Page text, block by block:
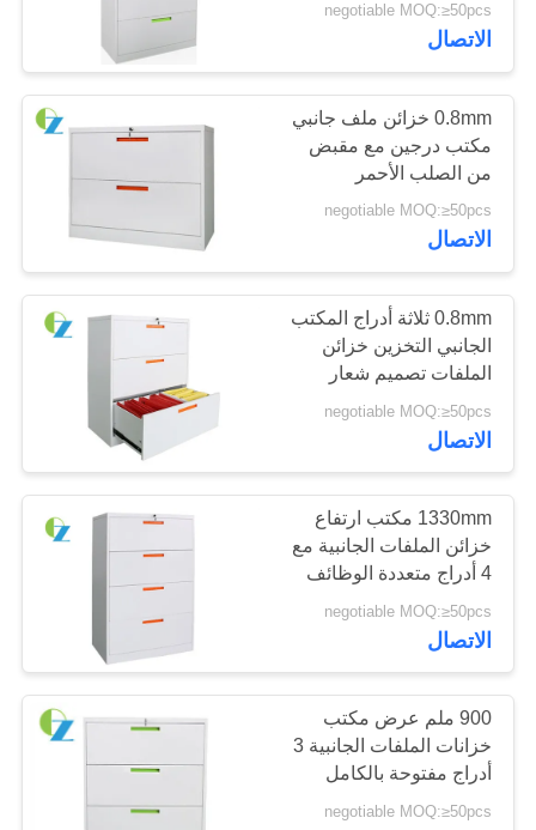
negotiable MOQ:≥50pcs
الاتصال
0.8mm خزائن ملف جانبي
مكتب درجين مع مقبض
من الصلب الأحمر
negotiable MOQ:≥50pcs
الاتصال
0.8mm ثلاثة أدراج المكتب
الجانبي التخزين خزائن
الملفات تصميم شعار
مخصص
negotiable MOQ:≥50pcs
الاتصال
1330mm مكتب ارتفاع
خزائن الملفات الجانبية مع
4 أدراج متعددة الوظائف
negotiable MOQ:≥50pcs
الاتصال
900 ملم عرض مكتب
خزانات الملفات الجانبية 3
أدراج مفتوحة بالكامل
OEM / ODM
negotiable MOQ:≥50pcs